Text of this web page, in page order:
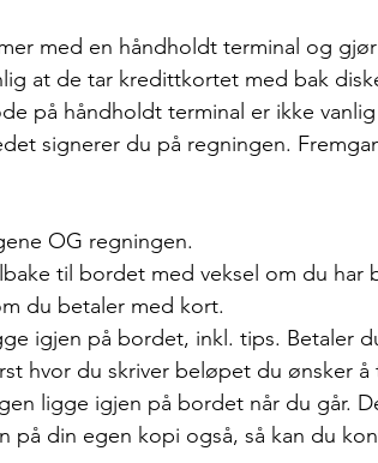
med en håndholdt terminal og
at de tar kredittkortet med bak
på håndholdt terminal er ikke
signerer du på regningen.
OG regningen.
til bordet med veksel om du har
du betaler med kort.
igjen på bordet, inkl. tips. Betaler
hvor du skriver beløpet du ønsker å
ligge igjen på bordet når du går.
på din egen kopi også, så kan du